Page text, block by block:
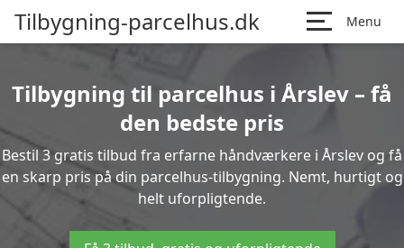
Tilbygning-parcelhus.dk Menu
Tilbygning til parcelhus i Årslev – få
den bedste pris
Bestil 3 gratis tilbud fra erfarne håndværkere i Årslev og få
en skarp pris på din parcelhus-tilbygning. Nemt, hurtigt og
helt uforpligtende.